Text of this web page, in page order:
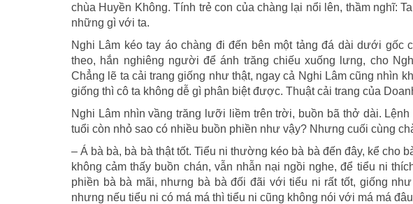
chùa Huyền Không. Tính trẻ con của chàng lại nổi lên, thầm nghĩ:
những gì với ta.
Nghi Lâm kéo tay áo chàng đi đến bên một tảng đá dài dưới gốc
theo, hắn nghiêng người để ánh trăng chiếu xuống lưng, cho
Chẳng lẽ ta cải trang giống như thật, ngay cả Nghi Lâm cũng nhìn
giống thì cô ta không dễ gì phân biệt được. Thuật cải trang của
Nghi Lâm nhìn vầng trăng lưỡi liềm trên trời, buồn bã thở dài.
tuổi còn nhỏ sao có nhiều buồn phiền như vậy? Nhưng cuối cùng
– Á bà bà, bà bà thật tốt. Tiểu ni thường kéo bà bà đến đây, kể cho
không cảm thấy buồn chán, vẫn nhẫn nại ngồi nghe, để tiểu ni
phiền bà bà mãi, nhưng bà bà đối đãi với tiểu ni rất tốt, giống
nhưng nếu tiểu ni có má má thì tiểu ni cũng không nói với má má